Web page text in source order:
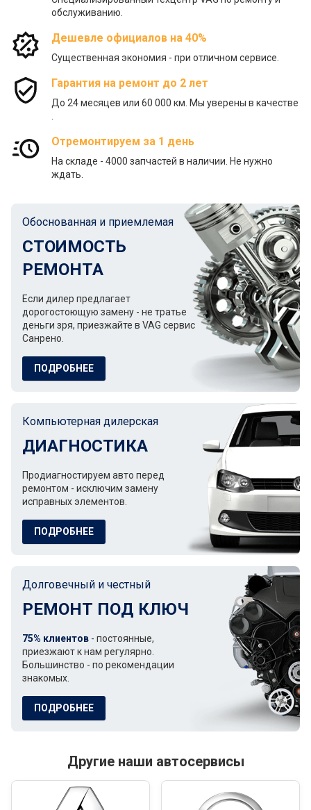
обслуживанию.
Дешевле официалов на 40%
Существенная экономия - при отличном сервисе.
Гарантия на ремонт до 2 лет
До 24 месяцев или 60 000 км. Мы уверены в качестве
Отремонтируем за 1 день
На складе - 4000 запчастей в наличии. Не нужно
ждать.
Обоснованная и приемлемая
СТОИМОСТЬ
РЕМОНТА
Если дилер предлагает
дорогостоющую замену - не тратье
деньги зря, приезжайте в VAG сервис
Санрено.
ПОДРОБНЕЕ
Компьютерная дилерская
ДИАГНОСТИКА
Продиагностируем авто перед
ремонтом - исключим замену
исправных элементов.
ПОДРОБНЕЕ
Долговечный и честный
РЕМОНТ ПОД КЛЮЧ
75% клиентов - постоянные,
приезжают к нам регулярно.
Большинство - по рекомендации
знакомых.
ПОДРОБНЕЕ
Другие наши автосервисы